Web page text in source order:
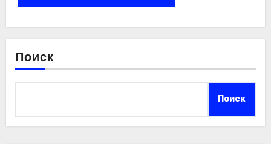
Поиск
Поиск